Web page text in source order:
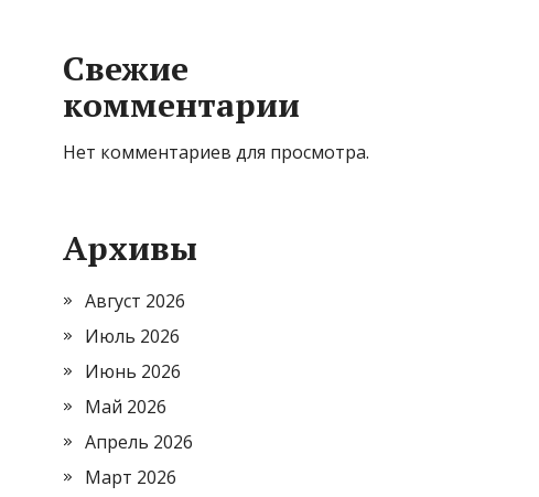
Свежие
комментарии
Нет комментариев для просмотра.
Архивы
Август 2026
Июль 2026
Июнь 2026
Май 2026
Апрель 2026
Март 2026